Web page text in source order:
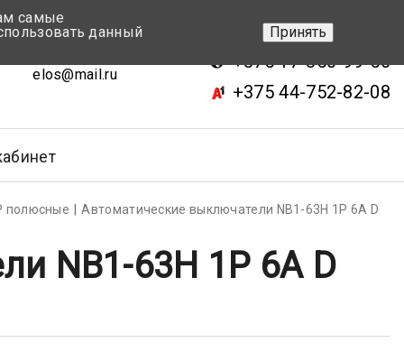
elos@mail.ru
+375 17-343-46-70
+375 17-350-99-56
+375 44-752-82-08
полюсные
Автоматические выключатели NB1-63H 1P 6A D
NB1-63H 1P 6A D
самые
данный
Принять